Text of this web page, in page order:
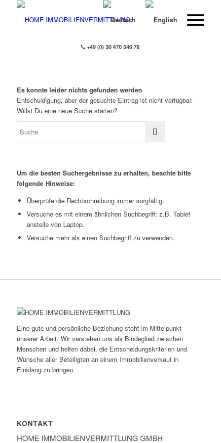
+49 (0) 30 470 546 78
Es konnte leider nichts gefunden werden
Entschuldigung, aber der gesuchte Eintrag ist nicht verfügbar.
Willst Du eine neue Suche starten?
Um die besten Suchergebnisse zu erhalten, beachte bitte
folgende Hinweise:
Überprüfe die Rechtschreibung immer sorgfältig.
Versuche es mit einem ähnlichen Suchbegriff: z.B. Tablet
anstelle von Laptop.
Versuche mehr als einen Suchbegriff zu verwenden.
Eine gute und persönliche Beziehung steht im Mittelpunkt
unserer Arbeit. Wir verstehen uns als Bindeglied zwischen
Menschen und helfen dabei, die Entscheidungskriterien und
Wünsche aller Beteiligten an einem Immobilienverkauf in
Einklang zu bringen.
KONTAKT
HOME IMMOBILIEN­VERMITTLUNG GMBH